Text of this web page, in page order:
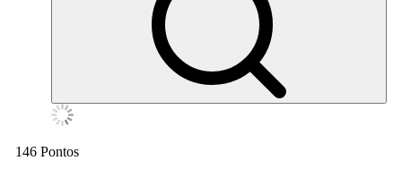
146 Pontos